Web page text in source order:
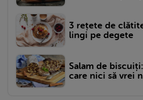
3 rețete de
lingi pe degete
Salam de
care nici să vrei